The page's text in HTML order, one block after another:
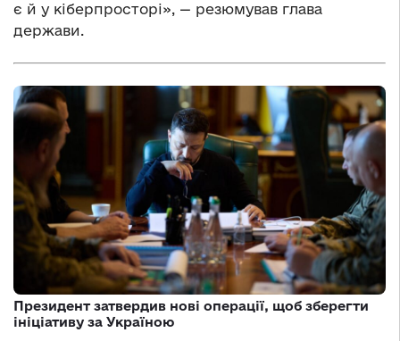
є й у кіберпросторі», — резюмував глава
держави.
Президент затвердив нові операції, щоб зберегти
ініціативу за Україною